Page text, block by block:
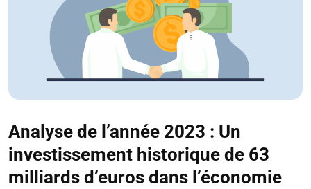
Analyse de l’année 2023 : Un
investissement historique de 63
milliards d’euros dans l’économie